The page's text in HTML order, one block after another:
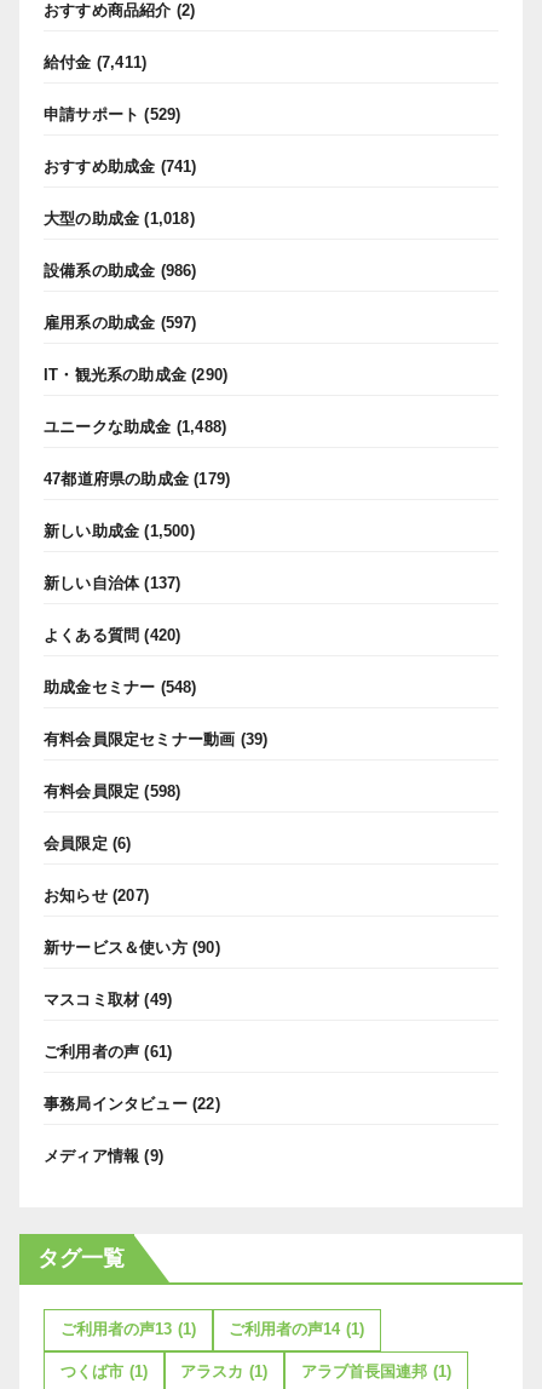
おすすめ商品紹介 (2)
給付金 (7,411)
申請サポート (529)
おすすめ助成金 (741)
大型の助成金 (1,018)
設備系の助成金 (986)
雇用系の助成金 (597)
IT・観光系の助成金 (290)
ユニークな助成金 (1,488)
47都道府県の助成金 (179)
新しい助成金 (1,500)
新しい自治体(137)
よくある質問 (420)
助成金セミナー (548)
有料会員限定セミナー動画 (39)
有料会員限定 (598)
会員限定 (6)
お知らせ(207)
新サービス＆使い方(90)
マスコミ取材 (49)
ご利用者の声 (61)
事務局インタビュー(22)
メディア情報 (9)
タグ一覧
ご利用者の声13 (1) ご利用者の声14 (1)
つくば市 (1) アラスカ (1) アラブ首長国連邦 (1)